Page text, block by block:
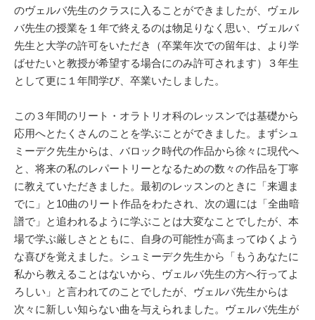
のヴェルバ先生のクラスに入ることができましたが、ヴェル
バ先生の授業を１年で終えるのは物足りなく思い、ヴェルバ
先生と大学の許可をいただき（卒業年次での留年は、より学
ばせたいと教授が希望する場合にのみ許可されます）３年生
として更に１年間学び、卒業いたしました。
この３年間のリート・オラトリオ科のレッスンでは基礎から
応用へとたくさんのことを学ぶことができました。まずシュ
ミーデク先生からは、バロック時代の作品から徐々に現代へ
と、将来の私のレパートリーとなるための数々の作品を丁寧
に教えていただきました。最初のレッスンのときに「来週ま
でに」と10曲のリート作品をわたされ、次の週には「全曲暗
譜で」と追われるように学ぶことは大変なことでしたが、本
場で学ぶ厳しさとともに、自身の可能性が高まってゆくよう
な喜びを覚えました。シュミーデク先生から「もうあなたに
私から教えることはないから、ヴェルバ先生の方へ行ってよ
ろしい」と言われてのことでしたが、ヴェルバ先生からは
次々に新しい知らない曲を与えられました。ヴェルバ先生が